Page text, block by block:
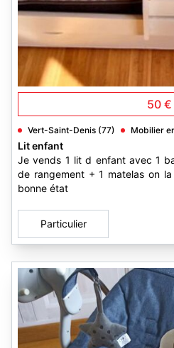
50 €
Vert-Saint-Denis (77) Mobilier
Lit enfant
Je vends 1 lit d enfant avec 1
de rangement + 1 matelas on
bonne état
Particulier